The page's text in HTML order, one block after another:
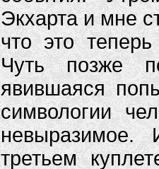
Экхарта и мне
что это
Чуть позже
явившаяся
символогии
третьем